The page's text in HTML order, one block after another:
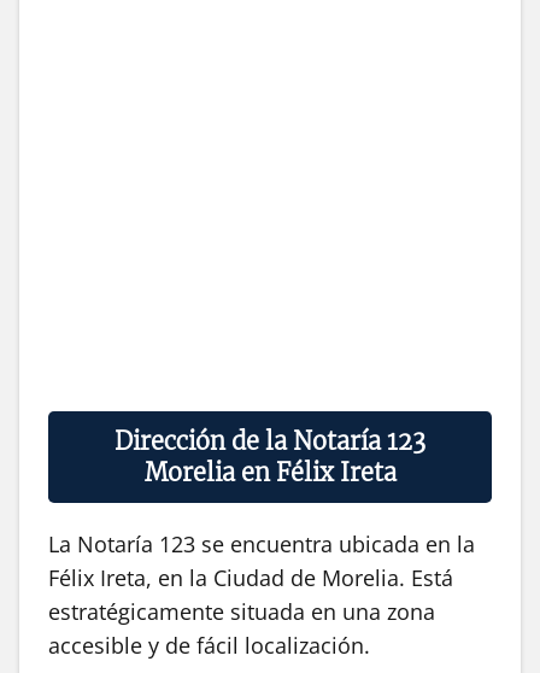
Dirección de la Notaría 123
Morelia en Félix Ireta
La Notaría 123 se encuentra ubicada en la
Félix Ireta, en la Ciudad de Morelia. Está
estratégicamente situada en una zona
accesible y de fácil localización.